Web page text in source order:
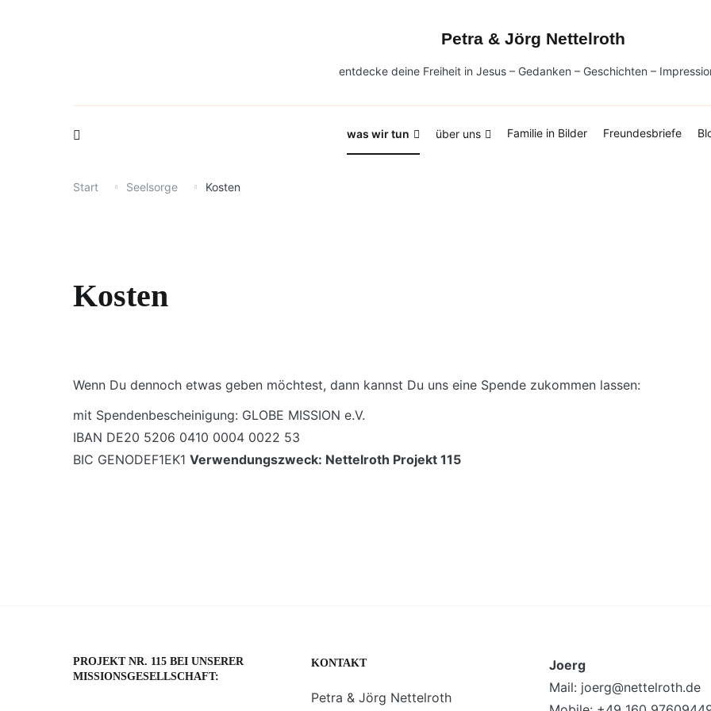
Petra & Jörg Nettelroth
entdecke deine Freiheit in Jesus – Gedanken – Geschichten –
was wir tun über uns Familie in Bilder Freundesbriefe
Start Seelsorge Kosten
Kosten
Wenn Du dennoch etwas geben möchtest, dann kannst Du uns eine Spende zukommen lassen:
mit Spendenbescheinigung: GLOBE MISSION e.V.
IBAN DE20 5206 0410 0004 0022 53
BIC GENODEF1EK1 Verwendungszweck: Nettelroth Projekt 115
PROJEKT NR. 115 BEI UNSERER
MISSIONSGESELLSCHAFT:
KONTAKT
Petra & Jörg Nettelroth
Joerg
Mail: joerg@nettelroth.de